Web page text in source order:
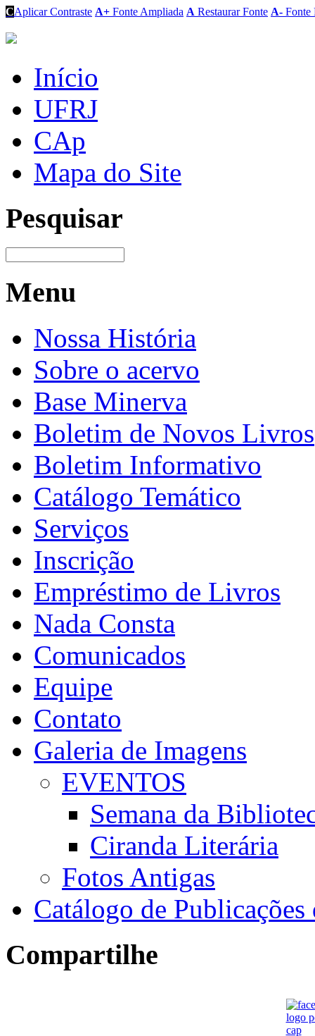
CAplicar Contraste A+ Fonte Ampliada A Restaurar Fonte A- Fonte
Início
UFRJ
CAp
Mapa do Site
Pesquisar
Menu
Nossa História
Sobre o acervo
Base Minerva
Boletim de Novos Livros
Boletim Informativo
Catálogo Temático
Serviços
Inscrição
Empréstimo de Livros
Nada Consta
Comunicados
Equipe
Contato
Galeria de Imagens
EVENTOS
Semana da
Ciranda Literária
Fotos Antigas
Catálogo de
Compartilhe